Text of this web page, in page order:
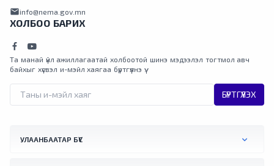
mailinfo@nema.gov.mn
ХОЛБОО БАРИХ
Та манай үйл ажиллагаатай холбоотой шинэ мэдээлэл тогтмол авч
байхыг хүсвэл и-мэйл хаягаа бүртгүүлнэ үү.
БҮРТГҮҮЛЭХ
УЛААНБААТАР БҮС